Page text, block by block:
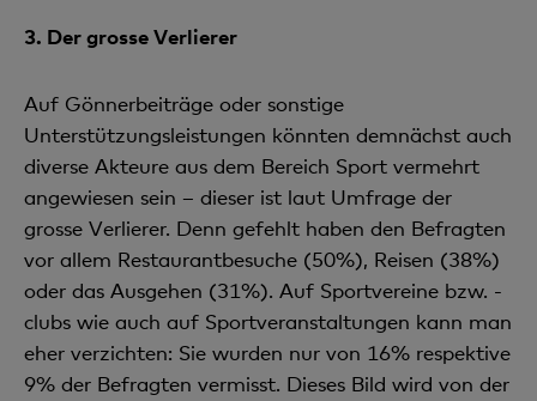
3. Der grosse Verlierer
Auf Gönnerbeiträge oder sonstige
Unterstützungsleistungen könnten demnächst auch
diverse Akteure aus dem Bereich Sport vermehrt
angewiesen sein – dieser ist laut Umfrage der
grosse Verlierer. Denn gefehlt haben den Befragten
vor allem Restaurantbesuche (50%), Reisen (38%)
oder das Ausgehen (31%). Auf Sportvereine bzw. -
clubs wie auch auf Sportveranstaltungen kann man
eher verzichten: Sie wurden nur von 16% respektive
9% der Befragten vermisst. Dieses Bild wird von der